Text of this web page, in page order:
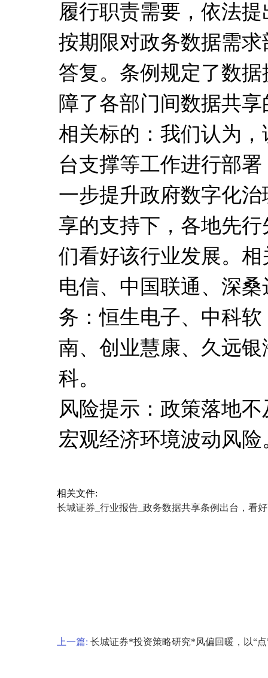
履行职责需要，依法
按期限对政务数据需
答复。条例规定了数
障了各部门间数据共
相关标的：我们认为
台支撑等工作进行部
一步提升政府数字化
享的支持下，各地先
们看好该行业发展。
电信、中国联通、深
务：恒生电子、中科
南、创业慧康、久远
科。
风险提示：政策落地
宏观经济环境波动风险
相关文件:
长城证券_行业报告_政务数据共享条例出台，看
上一篇: 长城证券*投资策略研究*风偏回暖，以“点